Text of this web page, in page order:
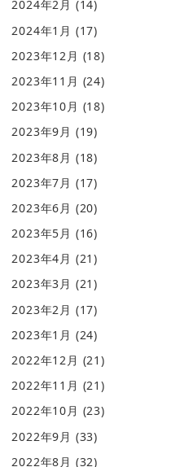
2024年2月 (14)
2024年1月 (17)
2023年12月 (18)
2023年11月 (24)
2023年10月 (18)
2023年9月 (19)
2023年8月 (18)
2023年7月 (17)
2023年6月 (20)
2023年5月 (16)
2023年4月 (21)
2023年3月 (21)
2023年2月 (17)
2023年1月 (24)
2022年12月 (21)
2022年11月 (21)
2022年10月 (23)
2022年9月 (33)
2022年8月 (32)